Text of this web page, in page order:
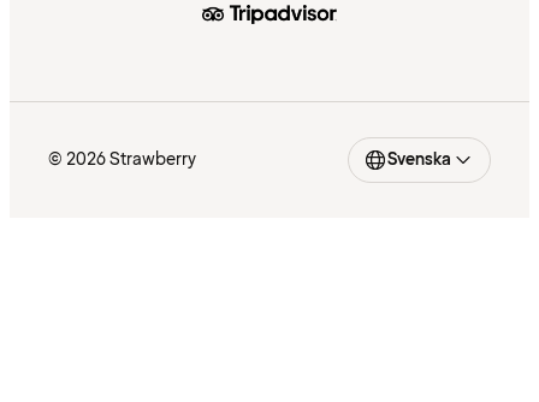
© 2026 Strawberry Svenska